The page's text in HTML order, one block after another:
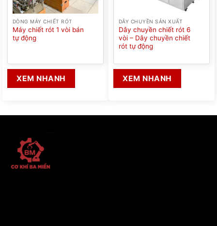
DÒNG MÁY CHIẾT RÓT
Máy chiết rót 1 vòi bán
tự động
XEM NHANH
DÂY CHUYỀN SẢN XUẤT
Dây chuyền chiết rót 6
vòi – Dây chuyền chiết
rót tự động
XEM NHANH